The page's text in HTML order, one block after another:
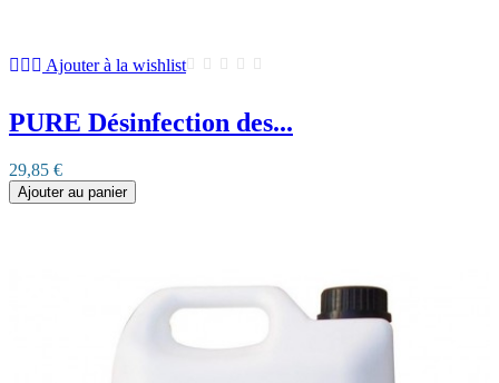
Ajouter à la wishlist
PURE Désinfection des...
29,85 €
Ajouter au panier